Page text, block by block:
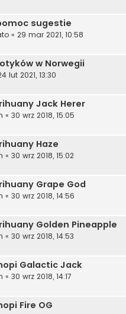
sugestie
« 29 mar 2021, 10:58
w Norwegii
lut 2021, 13:30
Jack Herer
« 30 wrz 2018, 15:05
Haze
« 30 wrz 2018, 15:02
Grape God
« 30 wrz 2018, 14:56
Golden Pineapple
« 30 wrz 2018, 14:53
Galactic Jack
« 30 wrz 2018, 14:17
Fire OG